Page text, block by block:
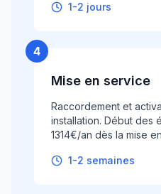
1-2 jours
4
Mise en service
Raccordement et
installation. Début des
1314€/an dès la mise
1-2 semaines